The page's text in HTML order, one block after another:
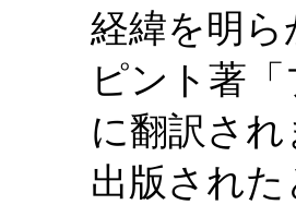
経緯を明
ピント著
に翻訳さ
出版され